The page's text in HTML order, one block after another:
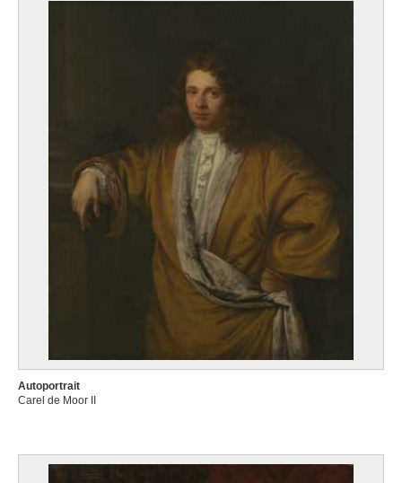
Autoportrait
Carel de Moor II